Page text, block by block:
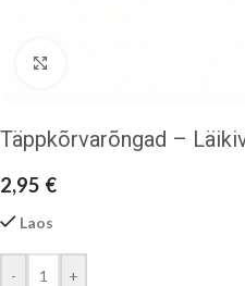
Täppkõrvarõngad –
2,95 €
Laos
- +